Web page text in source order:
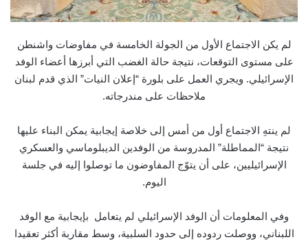
لم يكن الاجتماع الأول من الجولة الخامسة في مفاوضات واشنطن
على مستوى التوقعات، نتيجة حالة الغضب التي أبرزها أعضاء الوفد
الإسرائيلي. ويجري العمل على بلورة “إعلان النيات” الذي قدم لبنان
ملاحظات على مندرجاته.
لم ينتهِ الاجتماع أول من أمس إلى خلاصة إيجابية يمكن البناء عليها
نتيجة “المماطلة” المدروسة من الوفدين الديبلوماسي والعسكري
الإسرائيليين، على أن يتوّج المفاوضون ما توصلوا إليه في جلسة
اليوم.
وفي المعلومات أن الوفد الإسرائيلي لم يتعامل بإيجابية مع الوفد
اللبناني، ووصلت ردوده إلى حدود السلبية، وسط مقاربة أكثر تعقيدا